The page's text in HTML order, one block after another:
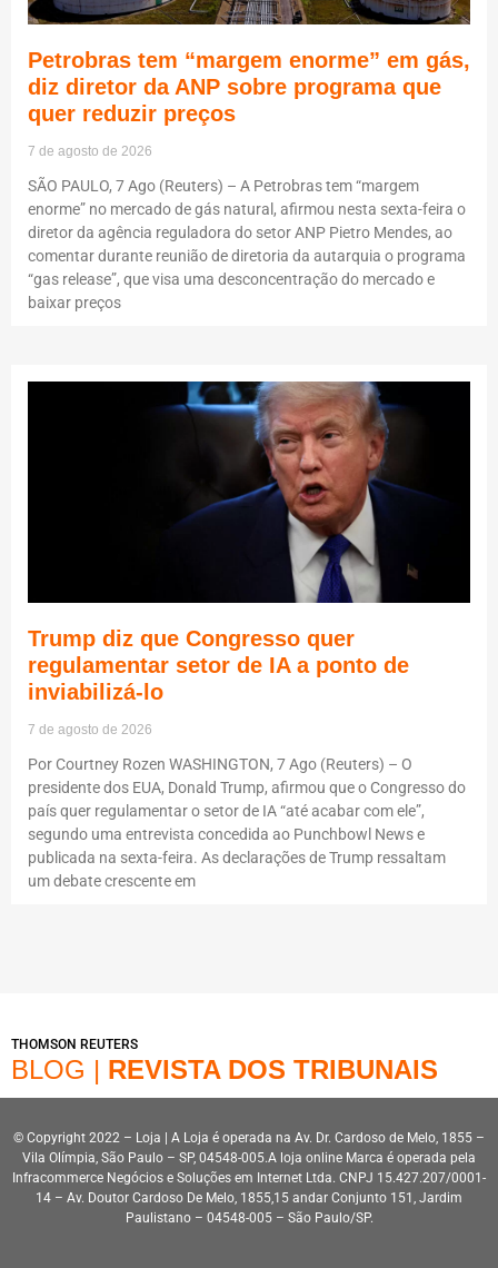
Petrobras tem “margem enorme” em gás,
diz diretor da ANP sobre programa que
quer reduzir preços
7 de agosto de 2026
SÃO PAULO, 7 Ago (Reuters) – A Petrobras tem “margem
enorme” no mercado de gás natural, afirmou nesta sexta-feira o
diretor da agência reguladora do setor ANP Pietro Mendes, ao
comentar durante reunião de diretoria da autarquia o programa
“gas release”, que visa uma desconcentração do mercado e
baixar preços
Trump diz que Congresso quer
regulamentar setor de IA a ponto de
inviabilizá-lo
7 de agosto de 2026
Por Courtney Rozen WASHINGTON, 7 Ago (Reuters) – O
presidente dos EUA, Donald Trump, afirmou que o Congresso do
país quer regulamentar o setor de IA “até acabar com ele”,
segundo uma entrevista concedida ao Punchbowl News e
publicada na sexta-feira. As declarações de Trump ressaltam
um debate crescente em
THOMSON REUTERS
BLOG | REVISTA DOS TRIBUNAIS
© Copyright 2022 – Loja | A Loja é operada na Av. Dr. Cardoso de Melo, 1855 –
Vila Olímpia, São Paulo – SP, 04548-005.A loja online Marca é operada pela
Infracommerce Negócios e Soluções em Internet Ltda. CNPJ 15.427.207/0001-
14 – Av. Doutor Cardoso De Melo, 1855,15 andar Conjunto 151, Jardim
Paulistano – 04548-005 – São Paulo/SP.